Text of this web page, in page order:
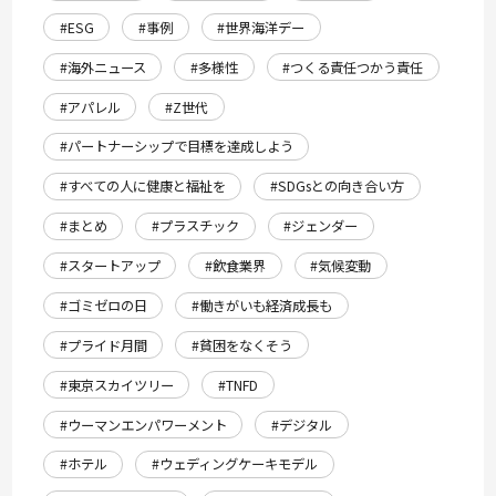
#ESG #事例
#世界海洋デー
#海外ニュース
#多様性
#つくる責任つかう責任
#アパレル
#Z世代
#パートナーシップで目標を達成しよう
#すべての人に健康と福祉を
#SDGsとの向き合い方
#まとめ
#プラスチック
#ジェンダー
#スタートアップ
#飲食業界
#気候変動
#ゴミゼロの日
#働きがいも経済成長も
#プライド月間
#貧困をなくそう
#東京スカイツリー
#TNFD
#ウーマンエンパワーメント
#デジタル
#ホテル
#ウェディングケーキモデル